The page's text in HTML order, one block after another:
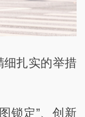
细扎实的举措
锁定”、创新